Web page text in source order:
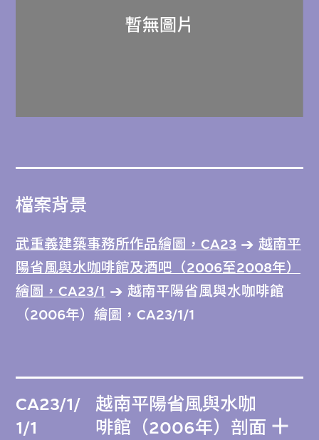
檔案背景
武重義建築事務所作品繪圖，CA23
越南平
陽省風與水咖啡館及酒吧（2006至2008年）
繪圖，CA23/1
越南平陽省風與水咖啡館
（2006年）繪圖，CA23/1/1
CA23/1/
1/1
越南平陽省風與水咖
啡館（2006年）剖面